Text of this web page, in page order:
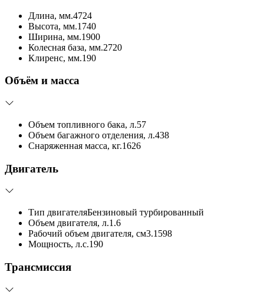
Длина, мм.4724
Высота, мм.1740
Ширина, мм.1900
Колесная база, мм.2720
Клиренс, мм.190
Объём и масса
Объем топливного бака, л.57
Объем багажного отделения, л.438
Снаряженная масса, кг.1626
Двигатель
Тип двигателяБензиновый турбированный
Объем двигателя, л.1.6
Рабочий объем двигателя, см3.1598
Мощность, л.с.190
Трансмиссия